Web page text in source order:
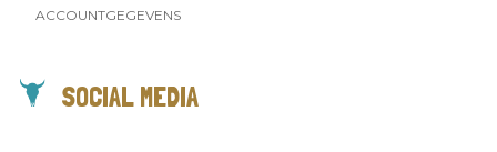
ACCOUNTGEGEVENS
SOCIAL MEDIA